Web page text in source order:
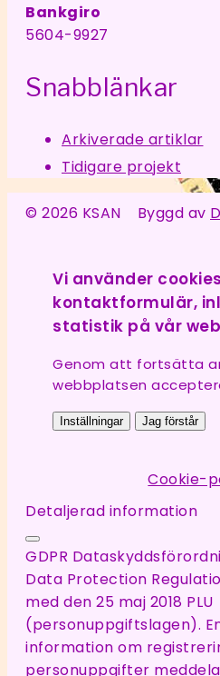
Bankgiro
5604-9927
Snabblänkar
Arkiverade artiklar
Tidigare projekt
© 2026 KSAN Byggd av
Vi använder
kontaktformulär,
statistik på vår
Genom att fortsätta
webbplatsen
Inställningar Jag förstår
Cookie-
Detaljerad information
GDPR
Data Protection
med den 25 maj 2018 PLU
(personuppgiftslagen).
information om
personuppgifter